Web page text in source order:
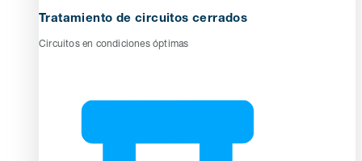
Tratamiento de circuitos cerrados
Circuitos en condiciones óptimas